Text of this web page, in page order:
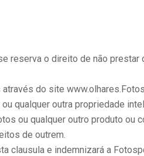
o direito de não
do site
qualquer outra propriedade
ou qualquer outro produto ou
de outrem.
clausula e indemnizará a